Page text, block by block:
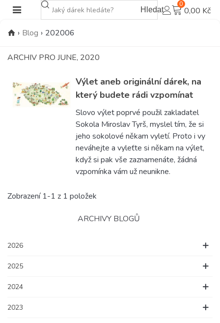
Hledat
0
0,00 Kč
› Blog › 202006
ARCHIVY BLOGŮ
2026
2025
2024
2023
ARCHIV PRO JUNE, 2020
Výlet aneb originální dárek, na
který budete rádi vzpomínat
Slovo výlet poprvé použil zakladatel
Sokola Miroslav Tyrš, myslel tím, že si
jeho sokolové někam vyletí. Proto i vy
neváhejte a vyleťte si někam na výlet,
když si pak vše zaznamenáte, žádná
vzpomínka vám už neunikne.
Zobrazení 1-1 z 1 položek